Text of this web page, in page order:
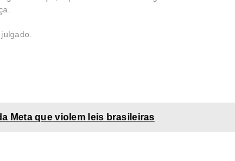
Meta que violem leis brasileiras